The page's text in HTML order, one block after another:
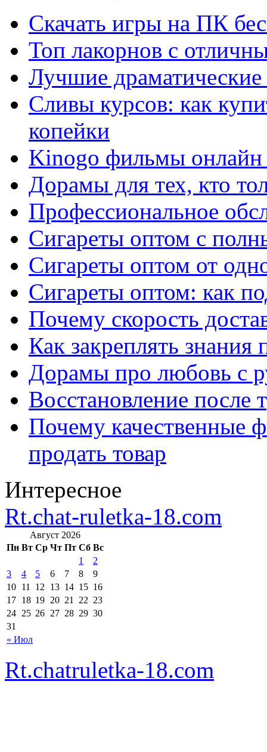
Скачать игры на ПК
Топ лакорнов с
Лучшие
Сливы курсов: как
копейки
Kinogo фильмы онлайн
Дорамы для тех, кто
Профессиональное
Сигареты оптом с
Сигареты оптом от
Сигареты оптом: как
Почему скорость
Как закреплять знания
Дорамы про любовь с
Восстановление после
Почему качественные
продать товар
Интересное
Rt.chat-ruletka-18.com
Август 2026
Пн Вт Ср Чт Пт Сб Вс
« Июл
1
2
3
4 5 6 7 8
9
10 11 12 13 14 15 16
17 18 19 20 21 22 23
24 25 26 27 28 29 30
31
Rt.chatruletka-18.com